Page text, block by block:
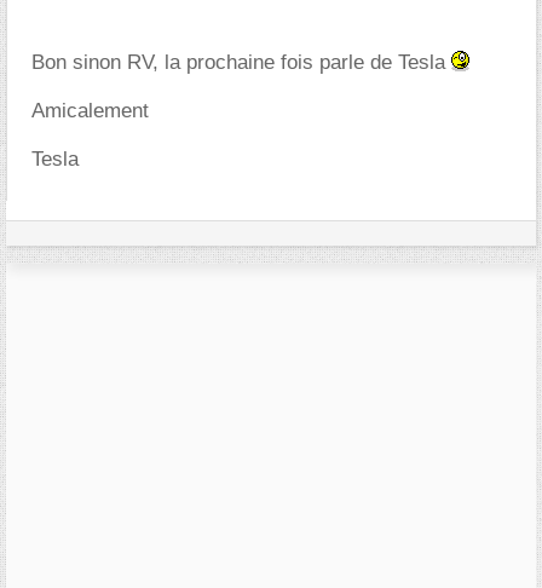
Bon sinon RV, la prochaine fois parle de Tesla
Amicalement
Tesla